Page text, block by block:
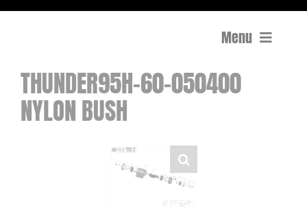
Menu
Compactage
Équipements de chantier
THUNDER95H-60-050400
NYLON BUSH